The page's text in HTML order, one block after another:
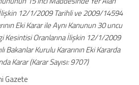
12/1/2009 Tarihli ve 2009/14594
Eki Karar ile Aynı Kanunun 30 uncu
Kesintisi Oranlarına İlişkin 12/1/2009
Bakanlar Kurulu Kararının Eki Kararda
Karar (Karar Sayısı: 9707)
Gazete